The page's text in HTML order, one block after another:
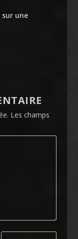
sur une
Les champs